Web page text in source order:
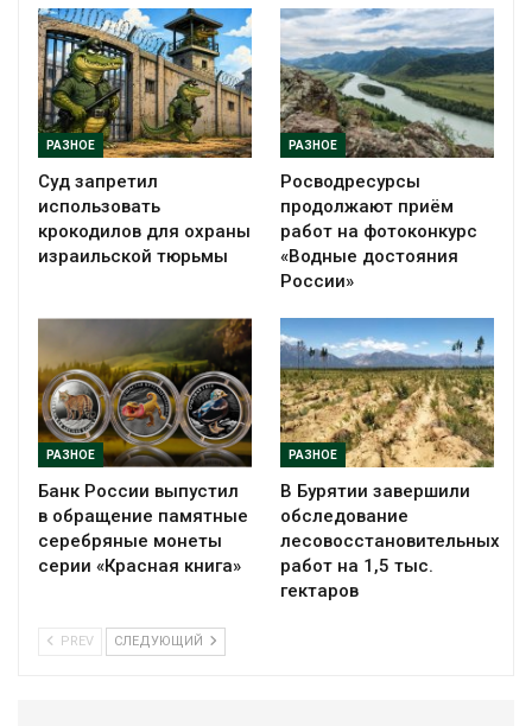
РАЗНОЕ
Суд запретил
использовать
крокодилов для охраны
израильской тюрьмы
РАЗНОЕ
Росводресурсы
продолжают приём
работ на фотоконкурс
«Водные достояния
России»
РАЗНОЕ
Банк России выпустил
в обращение памятные
серебряные монеты
серии «Красная книга»
РАЗНОЕ
В Бурятии завершили
обследование
лесовосстановительных
работ на 1,5 тыс.
гектаров
PREV СЛЕДУЮЩИЙ